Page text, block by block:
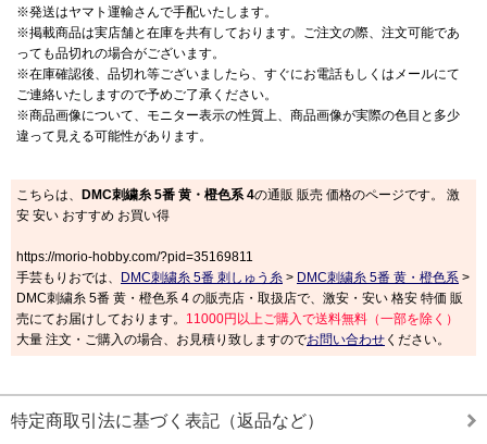
※発送はヤマト運輸さんで手配いたします。
※掲載商品は実店舗と在庫を共有しております。ご注文の際、注文可能であ
っても品切れの場合がございます。
※在庫確認後、品切れ等ございましたら、すぐにお電話もしくはメールにて
ご連絡いたしますので予めご了承ください。
※商品画像について、モニター表示の性質上、商品画像が実際の色目と多少
違って見える可能性があります。
こちらは、 DMC刺繍糸 5番 黄・橙色系 4の通販 販売 価格のページです。 激
安 安い おすすめ お買い得
https://morio-hobby.com/?pid=35169811
手芸もりおでは、
DMC刺繍糸 5番 刺しゅう糸 > DMC刺繍糸 5番 黄・橙色系 >
DMC刺繍糸 5番 黄・橙色系 4 の販売店・取扱店で、激安・安い 格安 特価 販
売にてお届けしております。 11000円以上ご購入で送料無料（一部を除く）
大量 注文・ご購入の場合、お見積り致しますのでお問い合わせ ください。
特定商取引法に基づく表記（返品など）